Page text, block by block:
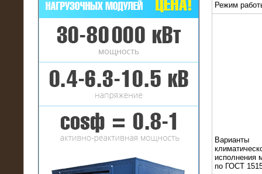
16.01.2017
Аренда нагрузочного комплекса 22
МВт (10 кВ) на газовое
месторождение
Режим
Варианты
исполнения
по ГОСТ